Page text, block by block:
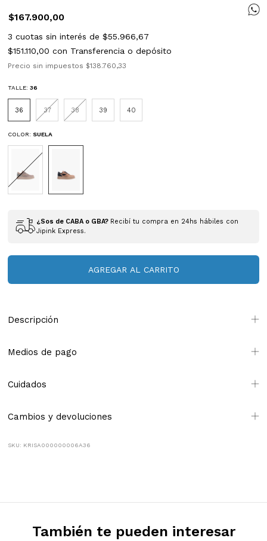
$167.900,00
3 cuotas sin interés de$55.966,67
$151.110,00 con Transferencia o depósito
Precio sin impuestos $138.760,33
TALLE:36
36 37 38 39 40
COLOR: SUELA
¿Sos de CABA o GBA? Recibí tu compra en 24hs hábiles con
Jipink Express.
Descripción
Medios de pago
Cuidados
Cambios y devoluciones
SKU: KRISA000000006A36
También te pueden interesar